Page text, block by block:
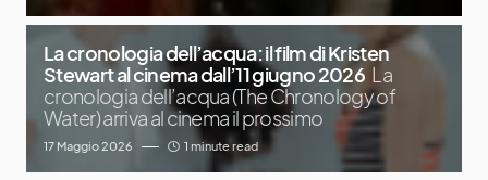
La cronologia dell’acqua: il film di Kristen
Stewart al cinema dall’11 giugno 2026 La
cronologia dell’acqua (The Chronology of
Water) arriva al cinema il prossimo
17 Maggio 2026 1 minute read